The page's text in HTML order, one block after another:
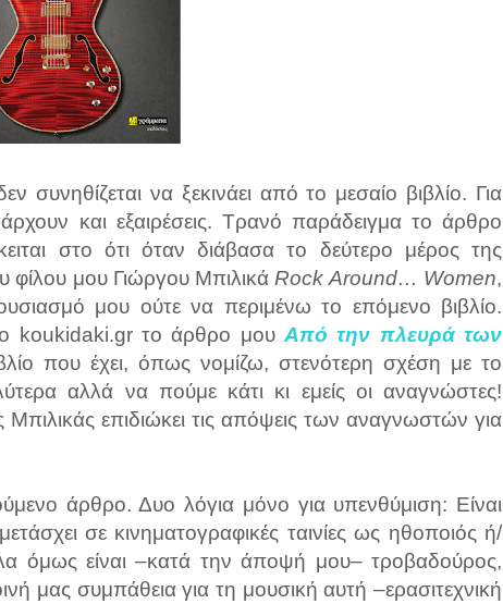
συνηθίζεται να ξεκινάει από το μεσαίο βιβλίο. Για
και εξαιρέσεις. Τρανό παράδειγμα το άρθρο
στο ότι όταν διάβασα το δεύτερο μέρος της
φίλου μου Γιώργου Μπιλικά Rock Around… Women,
μου ούτε να περιμένω το επόμενο βιβλίο.
koukidaki.gr το άρθρο μου Από την πλευρά των
που έχει, όπως νομίζω, στενότερη σχέση με το
αλλά να πούμε κάτι κι εμείς οι αναγνώστες!
επιδιώκει τις απόψεις των αναγνωστών για
άρθρο. Δυο λόγια μόνο για υπενθύμιση: Είναι
σε κινηματογραφικές ταινίες ως ηθοποιός ή/
όμως είναι –κατά την άποψή μου– τροβαδούρος,
μας συμπάθεια για τη μουσική αυτή –ερασιτεχνική